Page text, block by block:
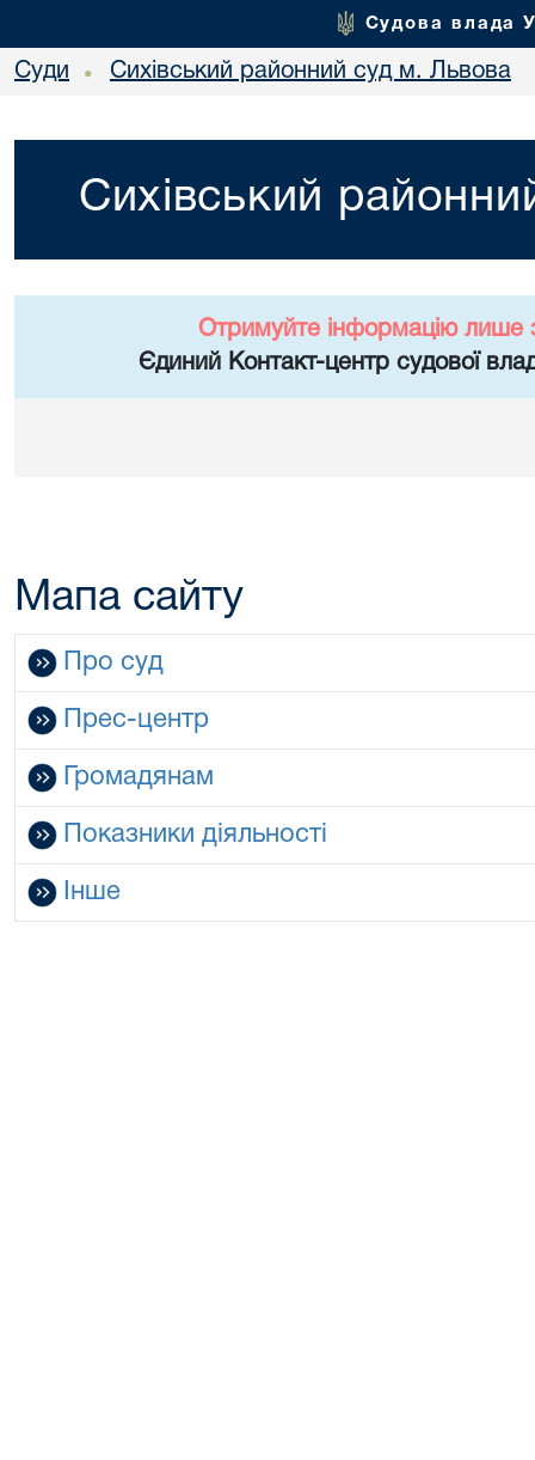
Судова влада
Суди • Сихівський районний суд м. Львова
Сихівський
Отримуйте інформацію лише
Єдиний Контакт-центр судової
Мапа сайту
Про суд
Прес-центр
Громадянам
Показники діяльності
Інше